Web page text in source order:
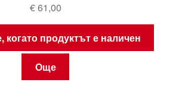
€61,00
когато продуктът е наличен
Още